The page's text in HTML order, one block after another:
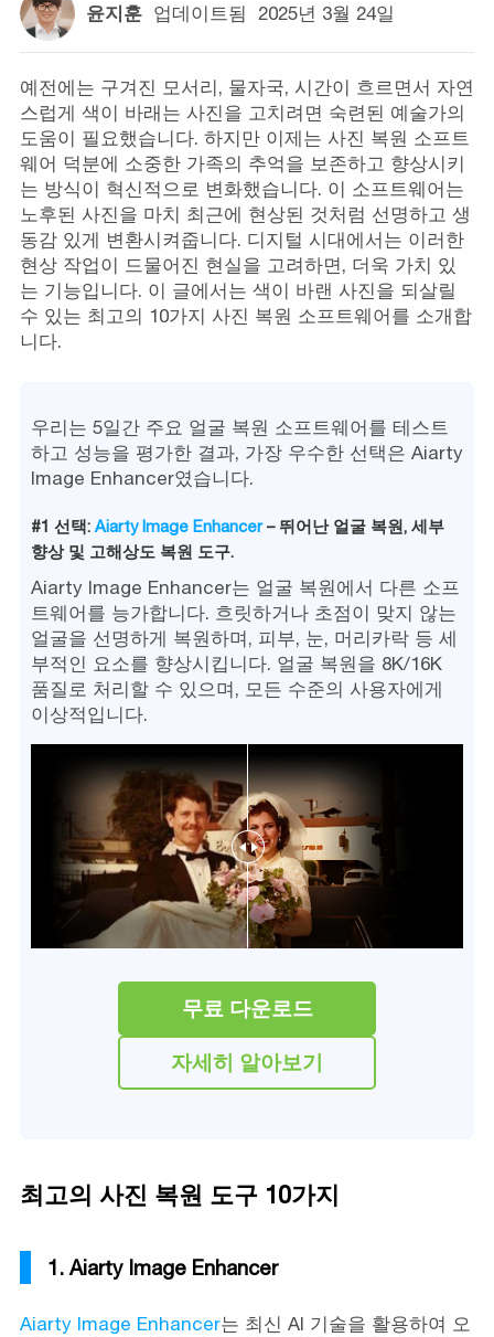
윤지훈업데이트됨 2025년 3월 24일
예전에는 구겨진 모서리, 물자국, 시간이 흐르면서 자연
스럽게 색이 바래는 사진을 고치려면 숙련된 예술가의
도움이 필요했습니다. 하지만 이제는 사진 복원 소프트
웨어 덕분에 소중한 가족의 추억을 보존하고 향상시키
는 방식이 혁신적으로 변화했습니다. 이 소프트웨어는
노후된 사진을 마치 최근에 현상된 것처럼 선명하고 생
동감 있게 변환시켜줍니다. 디지털 시대에서는 이러한
현상 작업이 드물어진 현실을 고려하면, 더욱 가치 있
는 기능입니다. 이 글에서는 색이 바랜 사진을 되살릴
수 있는 최고의 10가지 사진 복원 소프트웨어를 소개합
니다.
우리는 5일간 주요 얼굴 복원 소프트웨어를 테스트
하고 성능을 평가한 결과, 가장 우수한 선택은 Aiarty
Image Enhancer였습니다.
#1 선택: Aiarty Image Enhancer– 뛰어난 얼굴 복원, 세부
향상 및 고해상도 복원 도구.
Aiarty Image Enhancer는 얼굴 복원에서 다른 소프
트웨어를 능가합니다. 흐릿하거나 초점이 맞지 않는
얼굴을 선명하게 복원하며, 피부, 눈, 머리카락 등 세
부적인 요소를 향상시킵니다. 얼굴 복원을 8K/16K
품질로 처리할 수 있으며, 모든 수준의 사용자에게
이상적입니다.
무료 다운로드
자세히 알아보기
최고의 사진 복원 도구 10가지
1. Aiarty Image Enhancer
Aiarty Image Enhancer는 최신 AI 기술을 활용하여 오